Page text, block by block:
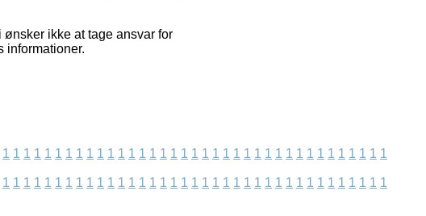
ikke at tage ansvar for
informationer.
1 1 1 1 1 1 1 1 1 1 1 1 1 1 1 1 1 1 1 1 1 1 1 1 1 1 1 1 1 1 1 1 1 1 1 1 1
1 1 1 1 1 1 1 1 1 1 1 1 1 1 1 1 1 1 1 1 1 1 1 1 1 1 1 1 1 1 1 1 1 1 1 1 1